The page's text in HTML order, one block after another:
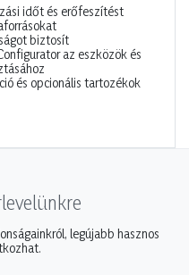
időt és erőfeszítést
biztosít
az eszközök és
és opcionális tartozékok
legújabb hasznos